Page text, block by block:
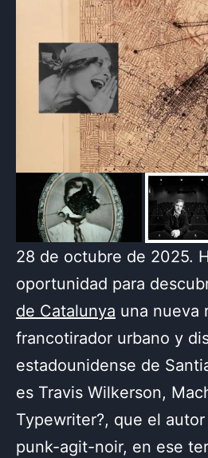
28 de octubre de 2025.
oportunidad para
de Catalunya una nueva
francotirador urbano y
estadounidense de
es Travis Wilkerson,
Typewriter?, que el
punk-agit-noir, en ese